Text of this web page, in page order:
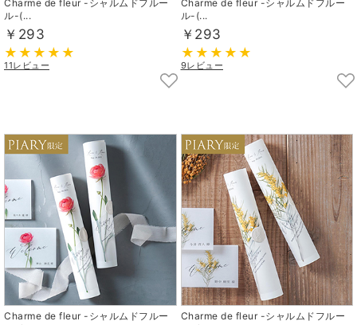
Charme de fleur -シャルムドフルー
ル-(...
￥293
11レビュー
Charme de fleur -シャルムドフルー
ル-(...
￥293
9レビュー
Charme de fleur -シャルムドフルー
Charme de fleur -シャルムドフルー